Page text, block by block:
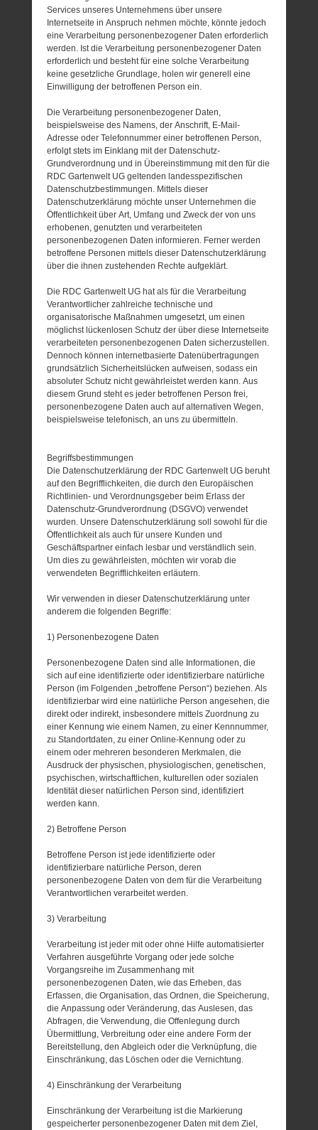
Services unseres Unternehmens über unsere
Internetseite in Anspruch nehmen möchte, könnte jedoch
eine Verarbeitung personenbezogener Daten erforderlich
werden. Ist die Verarbeitung personenbezogener Daten
erforderlich und besteht für eine solche Verarbeitung
keine gesetzliche Grundlage, holen wir generell eine
Einwilligung der betroffenen Person ein.
Die Verarbeitung personenbezogener Daten,
beispielsweise des Namens, der Anschrift, E-Mail-
Adresse oder Telefonnummer einer betroffenen Person,
erfolgt stets im Einklang mit der Datenschutz-
Grundverordnung und in Übereinstimmung mit den für die
RDC Gartenwelt UG geltenden landesspezifischen
Datenschutzbestimmungen. Mittels dieser
Datenschutzerklärung möchte unser Unternehmen die
Öffentlichkeit über Art, Umfang und Zweck der von uns
erhobenen, genutzten und verarbeiteten
personenbezogenen Daten informieren. Ferner werden
betroffene Personen mittels dieser Datenschutzerklärung
über die ihnen zustehenden Rechte aufgeklärt.
Die RDC Gartenwelt UG hat als für die Verarbeitung
Verantwortlicher zahlreiche technische und
organisatorische Maßnahmen umgesetzt, um einen
möglichst lückenlosen Schutz der über diese Internetseite
verarbeiteten personenbezogenen Daten sicherzustellen.
Dennoch können internetbasierte Datenübertragungen
grundsätzlich Sicherheitslücken aufweisen, sodass ein
absoluter Schutz nicht gewährleistet werden kann. Aus
diesem Grund steht es jeder betroffenen Person frei,
personenbezogene Daten auch auf alternativen Wegen,
beispielsweise telefonisch, an uns zu übermitteln.
Begriffsbestimmungen
Die Datenschutzerklärung der RDC Gartenwelt UG beruht
auf den Begrifflichkeiten, die durch den Europäischen
Richtlinien- und Verordnungsgeber beim Erlass der
Datenschutz-Grundverordnung (DSGVO) verwendet
wurden. Unsere Datenschutzerklärung soll sowohl für die
Öffentlichkeit als auch für unsere Kunden und
Geschäftspartner einfach lesbar und verständlich sein.
Um dies zu gewährleisten, möchten wir vorab die
verwendeten Begrifflichkeiten erläutern.
Wir verwenden in dieser Datenschutzerklärung unter
anderem die folgenden Begriffe:
1) Personenbezogene Daten
Personenbezogene Daten sind alle Informationen, die
sich auf eine identifizierte oder identifizierbare natürliche
Person (im Folgenden „betroffene Person“) beziehen. Als
identifizierbar wird eine natürliche Person angesehen, die
direkt oder indirekt, insbesondere mittels Zuordnung zu
einer Kennung wie einem Namen, zu einer Kennnummer,
zu Standortdaten, zu einer Online-Kennung oder zu
einem oder mehreren besonderen Merkmalen, die
Ausdruck der physischen, physiologischen, genetischen,
psychischen, wirtschaftlichen, kulturellen oder sozialen
Identität dieser natürlichen Person sind, identifiziert
werden kann.
2) Betroffene Person
Betroffene Person ist jede identifizierte oder
identifizierbare natürliche Person, deren
personenbezogene Daten von dem für die Verarbeitung
Verantwortlichen verarbeitet werden.
3) Verarbeitung
Verarbeitung ist jeder mit oder ohne Hilfe automatisierter
Verfahren ausgeführte Vorgang oder jede solche
Vorgangsreihe im Zusammenhang mit
personenbezogenen Daten, wie das Erheben, das
Erfassen, die Organisation, das Ordnen, die Speicherung,
die Anpassung oder Veränderung, das Auslesen, das
Abfragen, die Verwendung, die Offenlegung durch
Übermittlung, Verbreitung oder eine andere Form der
Bereitstellung, den Abgleich oder die Verknüpfung, die
Einschränkung, das Löschen oder die Vernichtung.
4) Einschränkung der Verarbeitung
Einschränkung der Verarbeitung ist die Markierung
gespeicherter personenbezogener Daten mit dem Ziel,